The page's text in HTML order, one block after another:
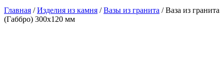
Главная /Изделия из камня /Вазы из гранита / Ваза из гранита
(Габбро) 300х120 мм